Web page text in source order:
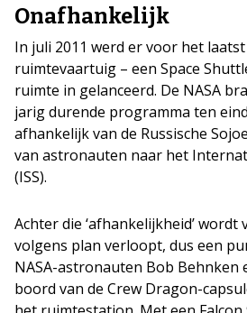
Onafhankelijk
In juli 2011 werd er voor het
ruimtevaartuig – een Space
ruimte in gelanceerd. De NASA
jarig durende programma ten
afhankelijk van de Russische
van astronauten naar het
(ISS).
Achter die ‘afhankelijkheid’ wordt
volgens plan verloopt, dus een
NASA-astronauten Bob Behnken
boord van de Crew Dragon-